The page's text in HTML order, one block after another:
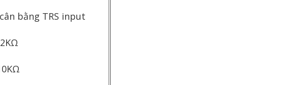
bằng TRS input